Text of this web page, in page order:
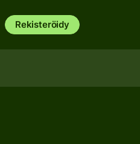
Rekisteröidy